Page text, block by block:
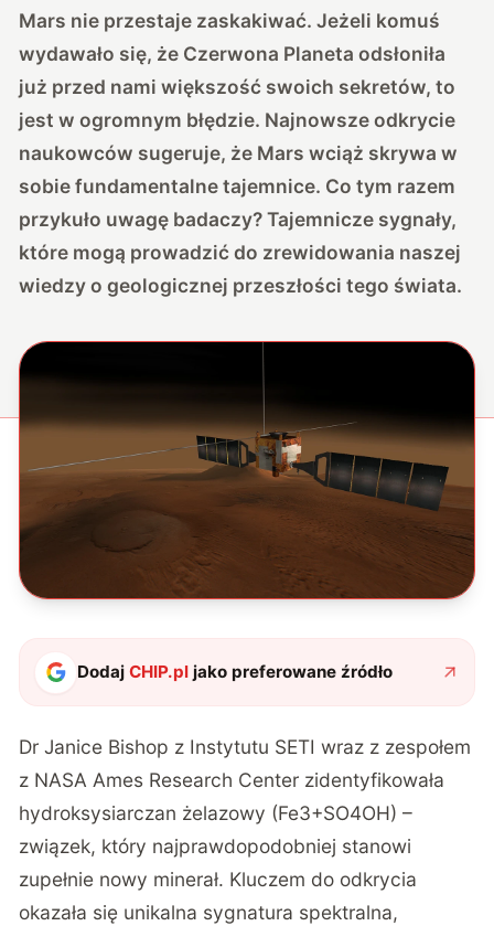
Mars nie przestaje zaskakiwać. Jeżeli komuś
wydawało się, że Czerwona Planeta odsłoniła
już przed nami większość swoich sekretów, to
jest w ogromnym błędzie. Najnowsze odkrycie
naukowców sugeruje, że Mars wciąż skrywa w
sobie fundamentalne tajemnice. Co tym razem
przykuło uwagę badaczy? Tajemnicze sygnały,
które mogą prowadzić do zrewidowania naszej
wiedzy o geologicznej przeszłości tego świata.
DodajCHIP.pl jako preferowane źródło
Dr Janice Bishop z Instytutu SETI wraz z zespołem
z NASA Ames Research Center zidentyfikowała
hydroksysiarczan żelazowy (Fe3+SO4OH) –
związek, który najprawdopodobniej stanowi
zupełnie nowy minerał. Kluczem do odkrycia
okazała się unikalna sygnatura spektralna,